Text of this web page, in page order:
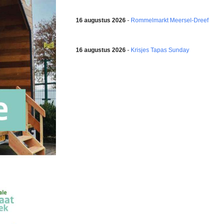
16 augustus 2026- Rommelmarkt Meersel-Dreef
16 augustus 2026- Krisjes Tapas Sunday